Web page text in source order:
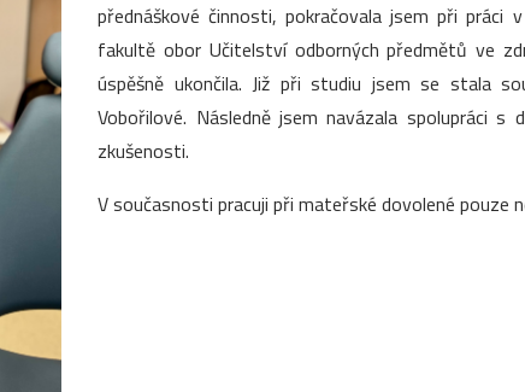
přednáškové činnosti, pokračovala jsem při
fakultě obor Učitelství odborných předmětů ve
úspěšně ukončila. Již při studiu jsem se stala
Vobořilové. Následně jsem navázala spolupráci
zkušenosti.
V současnosti pracuji při mateřské dovolené pouze